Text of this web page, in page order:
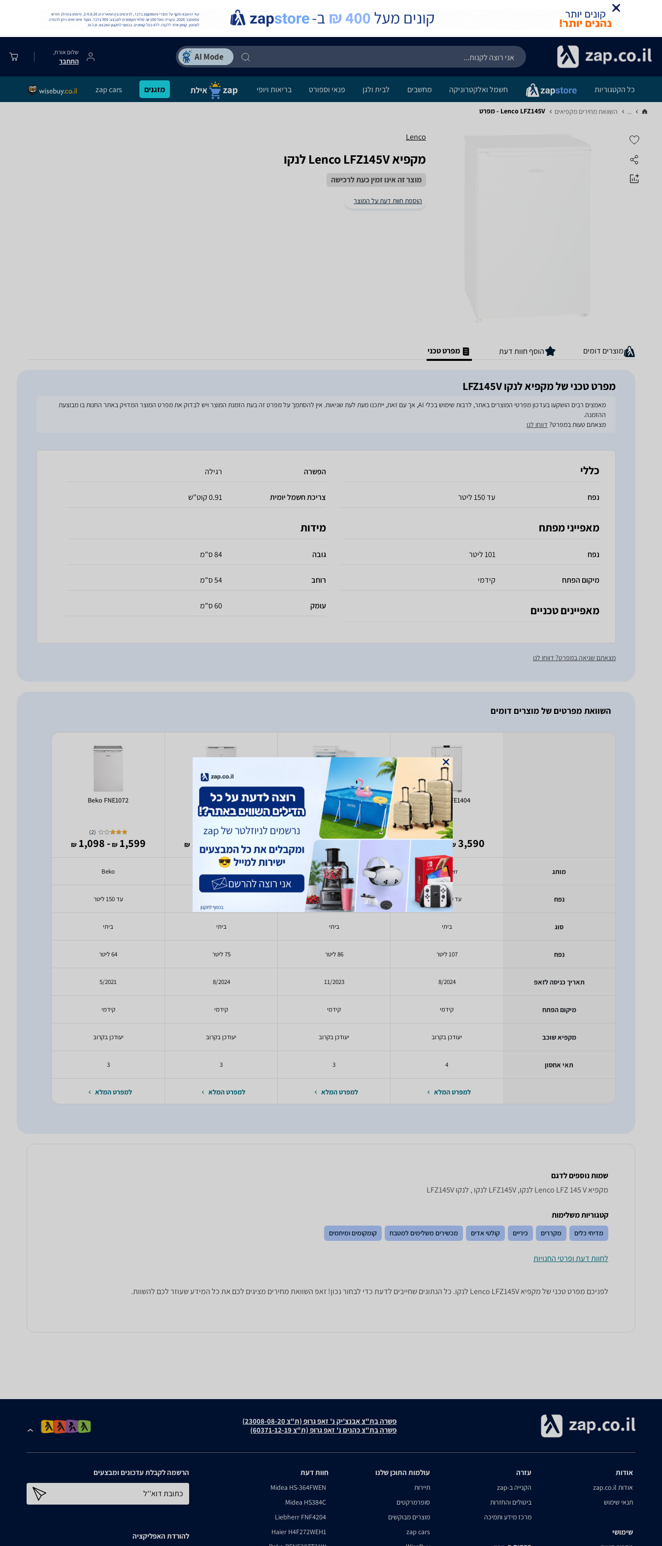
שלום אורח,
התחבר
כל הקטגוריות חשמל ואלקטרוניקה מחשבים לבית ולגן פנאי וספורט בריאות ויופי מזגנים zap cars
... השוואת מחירים מקפיאים‏ Lenco LFZ145V - מפרט
Lenco
מקפיא Lenco LFZ145V לנקו
מוצר זה אינו זמין כעת לרכישה
הוספת חוות דעת על המוצר
מוצרים דומים הוסף חוות דעת מפרט טכני
מפרט טכני של מקפיא לנקו LFZ145V
מאמצים רבים הושקעו בעדכון מפרטי המוצרים באתר, לרבות שימוש בכלי AI, אך עם זאת, ייתכנו מעת לעת שגיאות. אין להסתמך על מפרט זה בעת הזמנת המוצר ויש לבדוק את מפרט המוצר המדויק באתר החנות בו מבוצעת
ההזמנה.
מצאתם טעות במפרט? דווחו לנו
כללי
נפח עד 150 ליטר
מאפייני מפתח
נפח 101 ליטר
מיקום הפתח קידמי
מאפיינים טכניים
הפשרה רגילה
צריכת חשמל יומית 0.91 קוט"ש
מידות
גובה 84 ס"מ
רוחב 54 ס"מ
עומק 60 ס"מ
מצאתם שגיאה במפרט? דווחו לנו
השוואת מפרטים של מוצרים דומים
מותג
נפח
סוג
נפח
תאריך כניסה לזאפ
מיקום הפתח
מקפיא שוכב
תאי אחסון
Liebherr FE1404
3,590
₪
- 1,825
Liebherr
עד 150 ליטר
ביתי
107 ליטר
8/2024
קידמי
יעודכן בקרוב
4
למפרט המלא
Beko FNE1073N
1,351
- 1,199
Beko
עד 150 ליטר
ביתי
86 ליטר
11/2023
קידמי
יעודכן בקרוב
3
למפרט המלא
Beko FNE1075N
1,540
₪
ביתי
75 ליטר
8/2024
קידמי
יעודכן בקרוב
3
למפרט המלא
Beko FNE1072
(
2
)
1,599
₪
- 1,098
₪
Beko
עד 150 ליטר
ביתי
64 ליטר
5/2021
קידמי
יעודכן בקרוב
3
למפרט המלא
שמות נוספים לדגם
מקפיא Lenco LFZ 145 V לנקו, LFZ145V לנקו , לנקו LFZ145V
קטגוריות משלימות
מדיחי כלים מקררים כיריים קולטי אדים מכשירים משלימים למטבח קומקומים ומיחמים
לחוות דעת ופרטי החנויות
לפניכם מפרט טכני של מקפיא Lenco LFZ145V לנקו. כל הנתונים שחייבים לדעת כדי לבחור נכון! זאפ השוואת מחירים מציגים לכם את כל המידע שעוזר לכם להשוות.
פשרה בת"צ אבנצ'יק נ' זאפ גרופ (ת"צ 23008-08-20)
פשרה בת"צ כהנים נ' זאפ גרופ (ת"צ 60371-12-19)
אודות
אודות zap.co.il
תנאי שימוש
שימושי
עזרה
הקנייה ב-zap
ביטולים והחזרות
מרכז מידע ותמיכה
עולמות התוכן שלנו
תיירות
סופרמרקטים
מוצרים מבוקשים
zap cars
חוות דעת
Midea HS-364FWEN
Midea HS384C
Liebherr FNF4204
Haier H4F272WEH1
הרשמה לקבלת עדכונים ומבצעים
כתובת דוא''ל
להורדת האפליקציה